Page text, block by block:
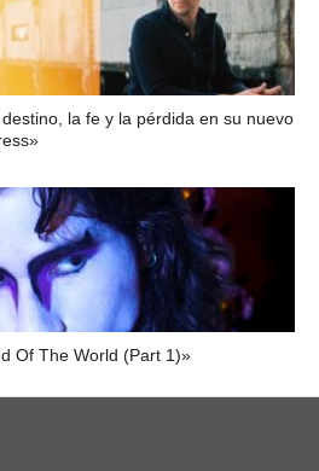
la fe y la pérdida en su nuevo
Of The World (Part 1)»